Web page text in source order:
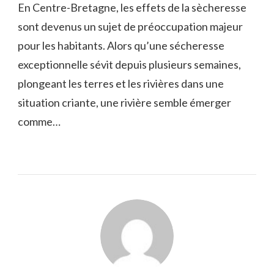
En Centre-Bretagne, les effets de la sècheresse
sont devenus un sujet de préoccupation majeur
pour les habitants. Alors qu’une sécheresse
exceptionnelle sévit depuis plusieurs semaines,
plongeant les terres et les rivières dans une
situation criante, une rivière semble émerger
comme…